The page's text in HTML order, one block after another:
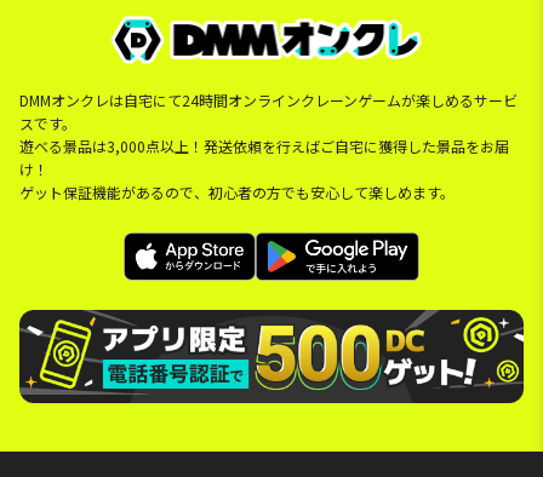
DMMオンクレは自宅にて24時間オンラインクレーンゲームが楽しめるサービ
スです。
遊べる景品は3,000点以上！発送依頼を行えばご自宅に獲得した景品をお届
け！
ゲット保証機能があるので、初心者の方でも安心して楽しめます。